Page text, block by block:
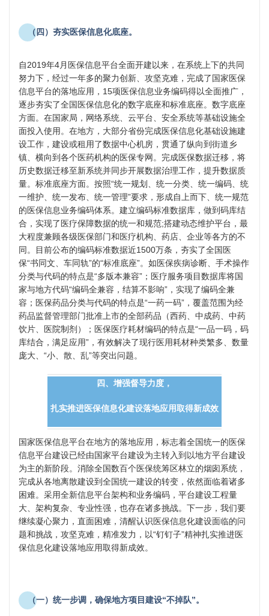
（四）夯实医保信息化底座。
自2019年4月医保信息平台全面开建以来，在系统上下的共同
努力下，经过一年多的聚力创新、攻坚克难，完成了国家医保
信息平台的落地应用，15项医保信息业务编码得以全面推广，
逐步夯实了全国医保信息化的数字底座和标准底座。数字底座
方面。在国家局，网络系统、云平台、安全系统等基础设施全
面投入使用。在地方，大部分省份完成医保信息化基础设施建
设工作，建设或租用了数据中心机房，贯通了纵向到街道乡
镇、横向到各个医药机构的医保专网。完成医保数据迁移，将
历史数据迁移至新系统并同步开展数据治理工作，提升数据质
量。标准底座方面。按照“统一规划、统一分类、统一编码、统
一维护、统一发布、统一管理”要求，形成自上而下、统一规范
的医保信息业务编码体系。建立编码标准数据库，做到码库结
合，实现了医疗保障数据的统一和规范;搭建动态维护平台，最
大程度兼顾各级医保部门和医疗机构、药店、企业等各方的不
同。目前公布的编码标准数据近1500万条，夯实了全国医
保“书同文、车同轨”的“标准底座”。如医保疾病诊断、手术操作
分类与代码的特点是“多版本兼容”；医疗服务项目数据库将国
家与地方代码“编码全兼容，结算不影响”，实现了编码全兼
容；医保药品分类与代码的特点是“一药一码”，覆盖范围为经
药品监督管理部门批准上市的全部药品（西药、中成药、中药
饮片、医院制剂）；医保医疗耗材编码的特点是“一品一码，码
库结合，满足应用”，有效解决了现行医用耗材种类繁多、数量
庞大、“小、散、乱”等突出问题。
四、增强督导力度，
扎实推进医保信息化建设落地应用取得新成效
国家医保信息平台在地方的落地应用，标志着全国统一的医保
信息平台建设已经由国家平台建设为主转入到以地方平台建设
为主的新阶段。消除全国数百个医保统筹区林立的烟囱系统，
完成从各地离散建设到全国统一建设的转变，依然面临着诸多
困难。采用全新信息平台架构和业务编码，平台建设工程量
大、架构复杂、专业性强，也存在诸多挑战。下一步，我们要
继续凝心聚力，直面困难，清醒认识医保信息化建设面临的问
题和挑战，攻坚克难，精准发力，以“钉钉子”精神扎实推进医
保信息化建设落地应用取得新成效。
（一）统一步调，确保地方项目建设“不掉队”。